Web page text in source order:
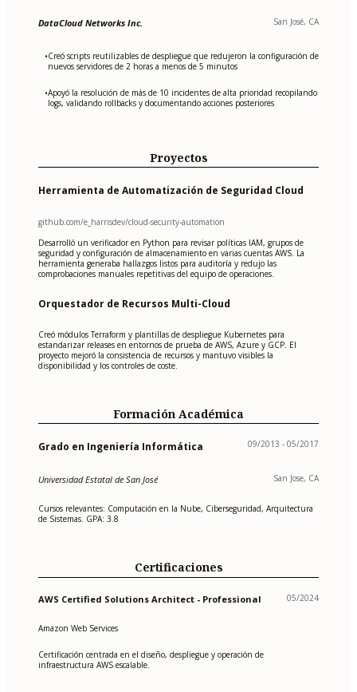
DataCloud Networks Inc. San José, CA
•Creó scripts reutilizables de despliegue que redujeron la configuración de
nuevos servidores de 2 horas a menos de 5 minutos
•Apoyó la resolución de más de 10 incidentes de alta prioridad recopilando
logs, validando rollbacks y documentando acciones posteriores
Proyectos
Herramienta de Automatización de Seguridad Cloud
github.com/e_harrisdev/cloud-security-automation
Desarrolló un verificador en Python para revisar políticas IAM, grupos de
seguridad y configuración de almacenamiento en varias cuentas AWS. La
herramienta generaba hallazgos listos para auditoría y redujo las
comprobaciones manuales repetitivas del equipo de operaciones.
Orquestador de Recursos Multi-Cloud
Creó módulos Terraform y plantillas de despliegue Kubernetes para
estandarizar releases en entornos de prueba de AWS, Azure y GCP. El
proyecto mejoró la consistencia de recursos y mantuvo visibles la
disponibilidad y los controles de coste.
Formación Académica
Grado en Ingeniería Informática 09/2013 - 05/2017
Universidad Estatal de San José San Jose, CA
Cursos relevantes: Computación en la Nube, Ciberseguridad, Arquitectura
de Sistemas. GPA: 3.8
Certificaciones
AWS Certified Solutions Architect - Professional 05/2024
Amazon Web Services
Certificación centrada en el diseño, despliegue y operación de
infraestructura AWS escalable.